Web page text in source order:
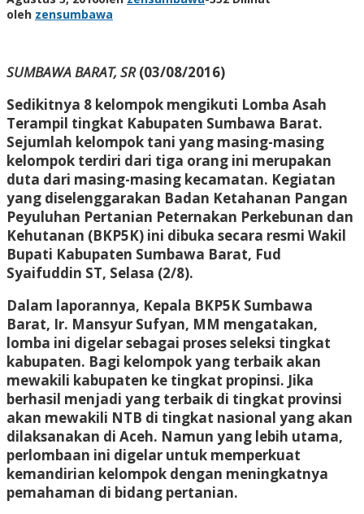
oleh zensumbawa
SUMBAWA BARAT, SR(03/08/2016)
Sedikitnya 8 kelompok mengikuti Lomba Asah
Terampil tingkat Kabupaten Sumbawa Barat.
Sejumlah kelompok tani yang masing-masing
kelompok terdiri dari tiga orang ini merupakan
duta dari masing-masing kecamatan. Kegiatan
yang diselenggarakan Badan Ketahanan Pangan
Peyuluhan Pertanian Peternakan Perkebunan dan
Kehutanan (BKP5K) ini dibuka secara resmi Wakil
Bupati Kabupaten Sumbawa Barat, Fud
Syaifuddin ST, Selasa (2/8).
Dalam laporannya, Kepala BKP5K Sumbawa
Barat, Ir. Mansyur Sufyan, MM mengatakan,
lomba ini digelar sebagai proses seleksi tingkat
kabupaten. Bagi kelompok yang terbaik akan
mewakili kabupaten ke tingkat propinsi. Jika
berhasil menjadi yang terbaik di tingkat provinsi
akan mewakili NTB di tingkat nasional yang akan
dilaksanakan di Aceh. Namun yang lebih utama,
perlombaan ini digelar untuk memperkuat
kemandirian kelompok dengan meningkatnya
pemahaman di bidang pertanian.